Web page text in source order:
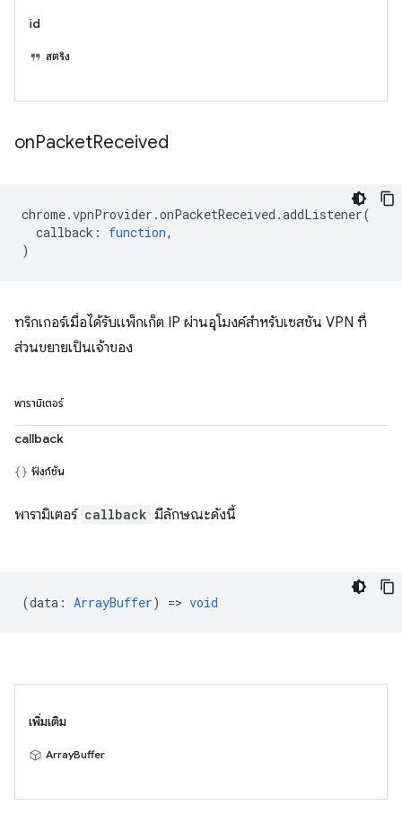
id
สตริง
onPacketReceived
chrome.vpnProvider .onPacketReceived .addListener(
callback : function,
)
ทริกเกอร์เมื่อได้รับแพ็กเก็ต IP ผ่านอุโมงค์สำหรับเซสชัน VPN ที่
ส่วนขยายเป็นเจ้าของ
พารามิเตอร์
callback
ฟังก์ชัน
พารามิเตอร์ callback มีลักษณะดังนี้
(data : ArrayBuffer) => void
เพิ่มเติม
ArrayBuffer